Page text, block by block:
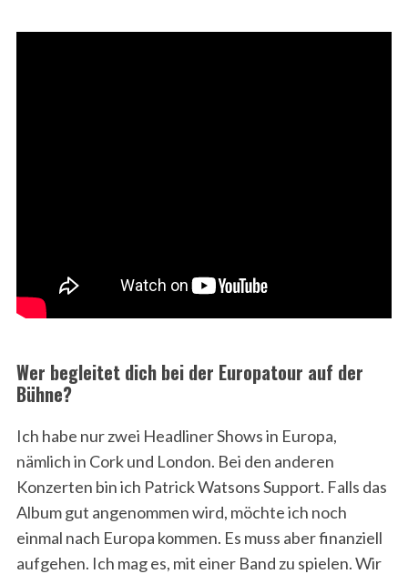
Wer begleitet dich bei der Europatour auf der
Bühne?
Ich habe nur zwei Headliner Shows in Europa,
nämlich in Cork und London. Bei den anderen
Konzerten bin ich Patrick Watsons Support. Falls das
Album gut angenommen wird, möchte ich noch
einmal nach Europa kommen. Es muss aber finanziell
aufgehen. Ich mag es, mit einer Band zu spielen. Wir